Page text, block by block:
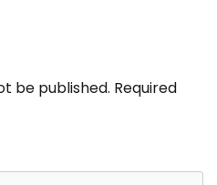
be published. Required